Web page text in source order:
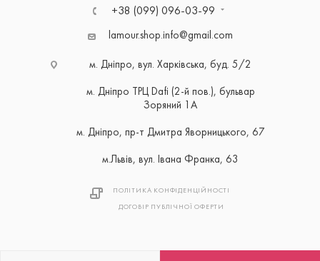
+38 (099) 096-03-99
lamour.shop.info@gmail.com
м. Дніпро, вул. Харківська, буд. 5/2
м. Дніпро ТРЦ Dafi (2-й пов.), бульвар
Зоряний 1А
м. Дніпро, пр-т Дмитра Яворницького, 67
м.Львів, вул. Івана Франка, 63
ПОЛІТИКА КОНФІДЕНЦІЙНОСТІ
ДОГОВІР ПУБЛІЧНОЇ ОФЕРТИ